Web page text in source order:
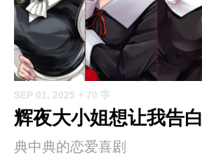
SEP 01, 2025 + 70 字
辉夜大小姐想让我告白
典中典的恋爱喜剧